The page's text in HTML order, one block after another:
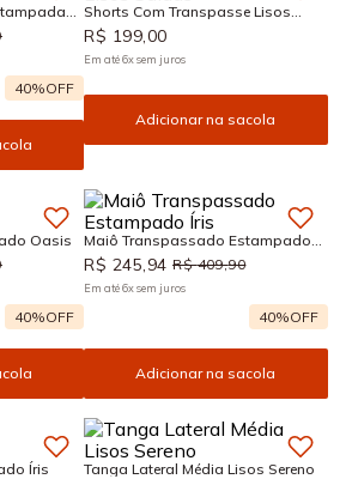
40%OFF
Shorts Com Transpasse Lisos
Saídas
R$ 199 00
Em até6xsem juros
Adicionar na sacola
Oasis
40%OFF
Maiô Transpassado Estampado
Íris
R$ 245 94 R$ 409,90
Em até6xsem juros
40%OFF
Adicionar na sacola
Íris Tanga Lateral Média Lisos Sereno